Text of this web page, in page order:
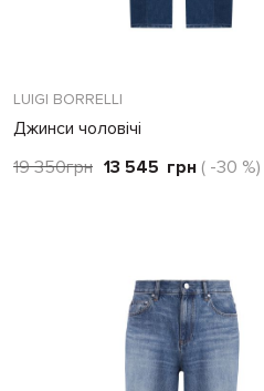
LUIGI BORRELLI
Джинси чоловічі
19 350грн 13 545 грн ( -30 %)